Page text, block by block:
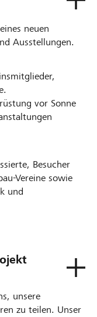
neuen
Ausstellungen.
vor Sonne
Besucher
Vereine sowie
und
unsere
zu teilen. Unser